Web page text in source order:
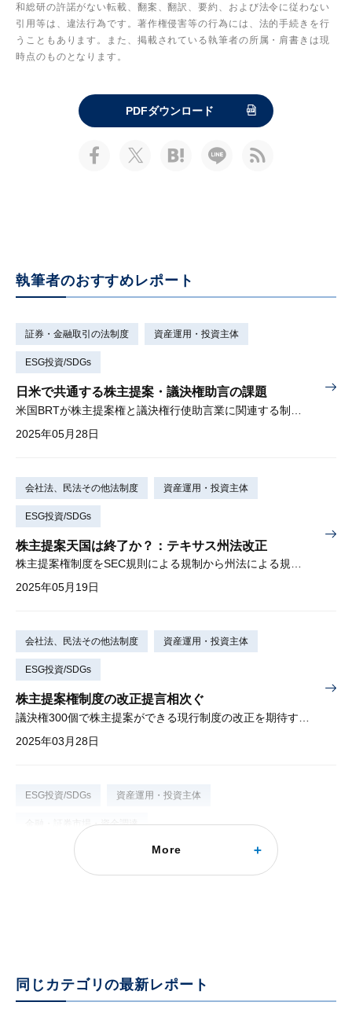
和総研の許諾がない転載、翻案、翻訳、要約、および法令に従わない
引用等は、違法行為です。著作権侵害等の行為には、法的手続きを行
うこともあります。また、掲載されている執筆者の所属・肩書きは現
時点のものとなります。
PDFダウンロード
執筆者のおすすめレポート
証券・金融取引の法制度 資産運用・投資主体
ESG投資/SDGs
日米で共通する株主提案・議決権助言の課題
2025年05月28日
会社法、民法その他法制度 資産運用・投資主体
ESG投資/SDGs
株主提案天国は終了か？：テキサス州法改正
株主提案権制度をSEC規則による規制から州法による規制に変える
2025年05月19日
会社法、民法その他法制度 資産運用・投資主体
ESG投資/SDGs
株主提案権制度の改正提言相次ぐ
2025年03月28日
ESG投資/SDGs 資産運用・投資主体
金融・証券市場・資金調達
トランプ2.0で激変する米国ESG投資政策
More
同じカテゴリの最新レポート